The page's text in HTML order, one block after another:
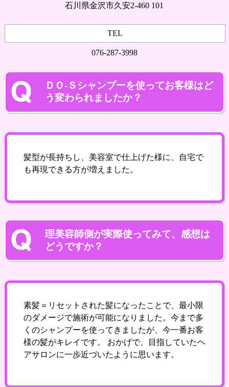
石川県金沢市久安2-460 101
TEL
076-287-3998
ＤＯ-Ｓシャンプーを使ってお客様はど
う変わられましたか？
髪型が長持ちし、美容室で仕上げた様に、自宅で
も再現できる方が増えました。
理美容師側が実際使ってみて、感想は
どうですか？
素髪＝リセットされた髪になったことで、最小限
のダメージで施術が可能になりました。今まで多
くのシャンプーを使ってきましたが、今一番お客
様の髪がキレイです。 おかげで、目指していたヘ
アサロンに一歩近づいたように思います。